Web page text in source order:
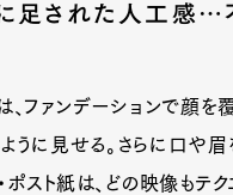
足された人工感…
、ファンデーションで顔
うに見せる。さらに口や
ポスト紙は、どの映像もテ